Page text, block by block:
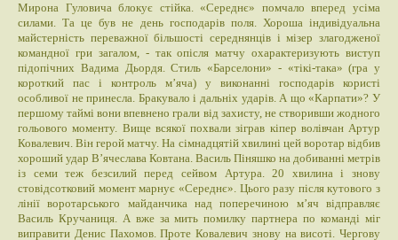
Мирона Гуловича блокує стійка. «Середнє» помчало вперед усіма
силами. Та це був не день господарів поля. Хороша індивідуальна
майстерність переважної більшості середнянців і мізер злагодженої
командної гри загалом, - так опісля матчу охарактеризують виступ
підопічних Вадима Дьордя. Стиль «Барселони» - «тікі-така» (гра у
короткий пас і контроль м’яча) у виконанні господарів користі
особливої не принесла. Бракувало і дальніх ударів. А що «Карпати»? У
першому таймі вони впевнено грали від захисту, не створивши жодного
гольового моменту. Вище всякої похвали зіграв кіпер волівчан Артур
Ковалевич. Він герой матчу. На сімнадцятій хвилині цей воротар відбив
хороший удар В’ячеслава Ковтана. Василь Піняшко на добиванні метрів
із семи теж безсилий перед сейвом Артура. 20 хвилина і знову
стовідсотковий момент марнує «Середнє». Цього разу після кутового з
лінії воротарського майданчика над поперечиною м’яч відправляє
Василь Кручаниця. А вже за мить помилку партнера по команді міг
виправити Денис Пахомов. Проте Ковалевич знову на висоті. Чергову